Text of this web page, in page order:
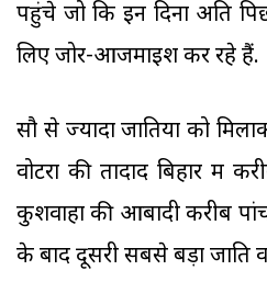
पहुंचे जो कि इन दिनों अति
लिए जोर-आजमाइश कर रहे हैं.
सौ से ज्यादा जातियों को
वोटरों की तादाद बिहार में
कुशवाहा की आबादी करीब
के बाद दूसरी सबसे बड़ा जाति